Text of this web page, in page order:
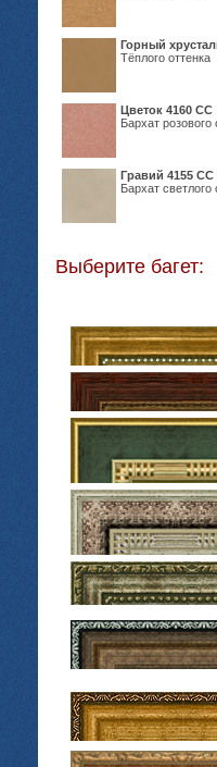
Горный
Тёплого оттенка
Цветок 4160 СС
Бархат розового
Гравий 4155 СС
Бархат светлого
Выберите багет: